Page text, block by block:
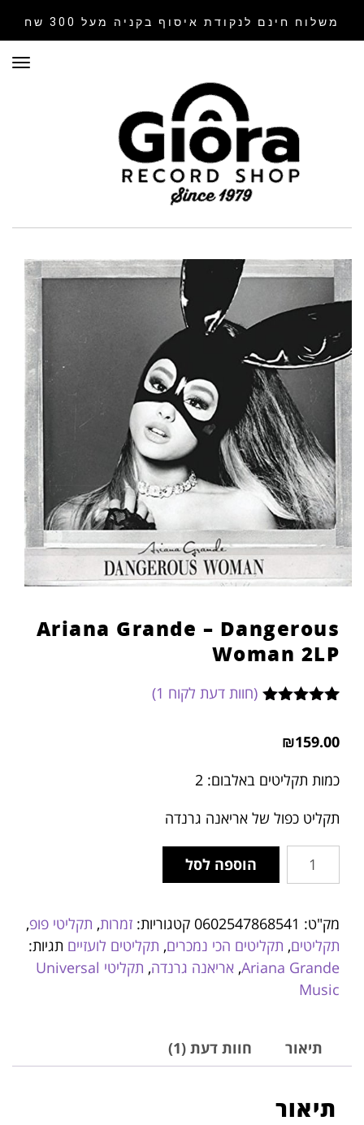
משלוח חינם לנקודת איסוף בקניה מעל 300 שח
Ariana Grande – Dangerous
Woman 2LP
מבוסס על
לקוחות
(חוות דעת לקוח 1
)
₪159.00
כמות תקליטים באלבום: 2
תקליט כפול של אריאנה גרנדה
הוספה לסל
מק"ט: 0602547868541 קטגוריות: זמרות, תקליטי פופ,
תקליטים, תקליטים הכי נמכרים, תקליטים לועזיים תגיות:
Ariana Grande
, אריאנה גרנדה,
תקליטי Universal
Music
תיאור חוות דעת (1)
תיאור